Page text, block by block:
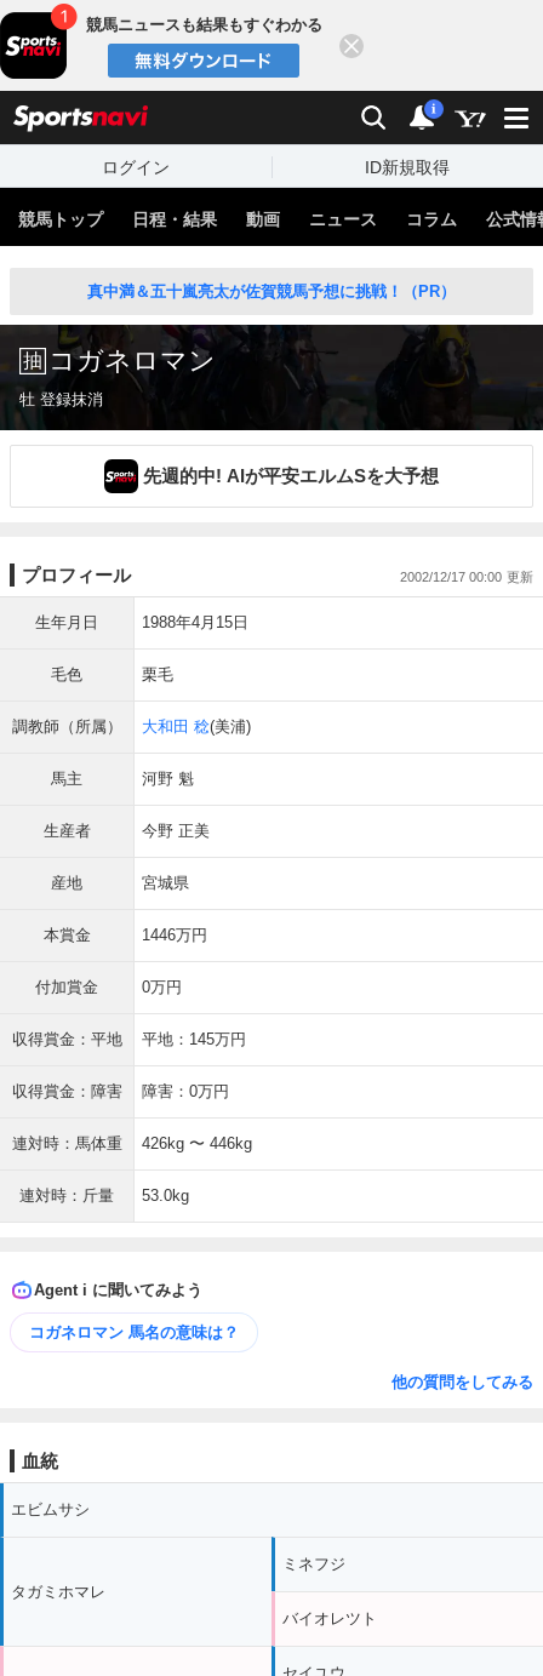
競馬ニュースも結果もすぐわかる
検索 通知
i
ログイン ID新規取得
競馬トップ 日程・結果 動画 ニュース コラム 公式情
真中満＆五十嵐亮太が佐賀競馬予想に挑戦！（PR）
コガネロマン
牡 登録抹消
先週的中! AIが平安エルムSを大予想
プロフィール 2002/12/17 00:00
生年月日 1988年4月15日
毛色 栗毛
調教師（所属） 大和田 稔(美浦)
馬主 河野 魁
生産者 今野 正美
産地 宮城県
本賞金 1446万円
付加賞金 0万円
収得賞金：平地 平地：145万円
収得賞金：障害 障害：0万円
連対時：馬体重 426kg 〜 446kg
連対時：斤量 53.0kg
Agent i に聞いてみよう
コガネロマン 馬名の意味は？
他の質問をしてみる
血統
エビムサシ
タガミホマレ
ミネフジ
バイオレツト